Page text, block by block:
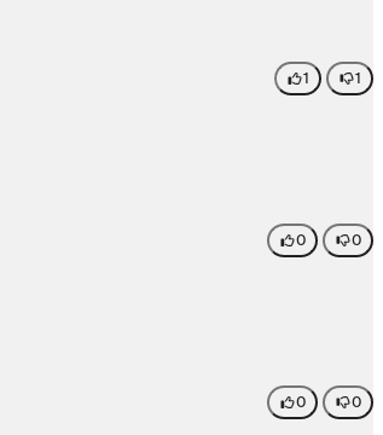
1 1
0 0
0 0